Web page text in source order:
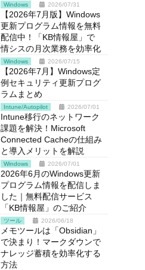
Windows 2026/07/31
【2026年7月版】Windows
更新プログラム情報を無料
配信中！「KB情報屋」で
情シスの月次業務を効率化
Windows 2026/07/15
【2026年7月】Windows定
例セキュリティ更新プログ
ラムまとめ
Intune/Autopilot 2026/07/01
Intune移行のネットワーク
課題を解決！Microsoft
Connected Cacheの仕組み
と導入メリットを解説
Windows 2026/07/01
2026年6月のWindows更新
プログラム情報を配信しま
した｜無料配信サービス
「KB情報屋」のご紹介
ツール 2026/06/18
メモツールは「Obsidian」
で決まり！マークダウンで
ナレッジ蓄積を効率化する
方法